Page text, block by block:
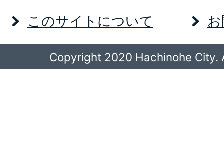
このサイトについて
Copyright 2020 Hachinohe City.